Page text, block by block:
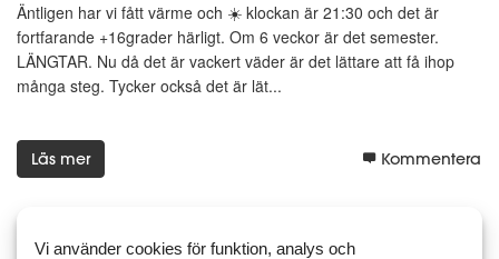
Äntligen har vi fått värme och ☀️ klockan är 21:30 och det är
fortfarande +16grader härligt. Om 6 veckor är det semester.
LÄNGTAR. Nu då det är vackert väder är det lättare att få ihop
många steg. Tycker också det är lät...
Läs mer Kommentera
Vi använder cookies för funktion, analys och